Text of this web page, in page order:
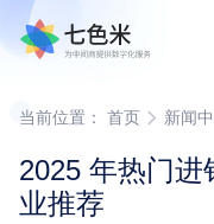
首页
产品
当前位置： 首页 新闻
2025 年热门
业推荐